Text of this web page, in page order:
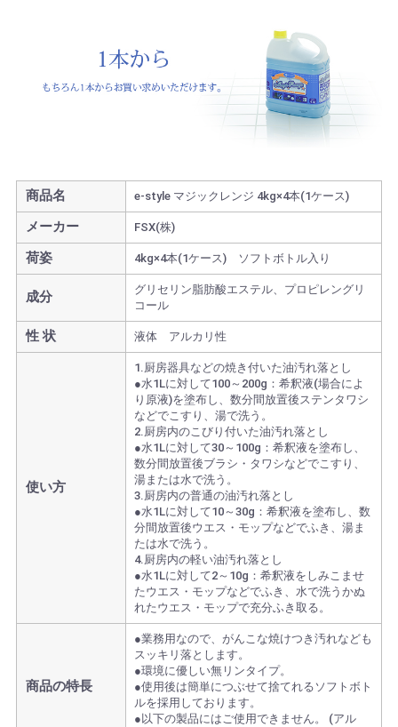
商品名 e-style マジックレンジ 4kg×4本(1ケース)
メーカー FSX(株)
荷姿 4kg×4本(1ケース) ソフトボトル入り
成分
グリセリン脂肪酸エステル、プロピレングリ
コール
性 状 液体 アルカリ性
使い方
1.厨房器具などの焼き付いた油汚れ落とし
●水1Lに対して100～200g：希釈液(場合によ
り原液)を塗布し、数分間放置後ステンタワシ
などでこすり、湯で洗う。
2.厨房内のこびり付いた油汚れ落とし
●水1Lに対して30～100g：希釈液を塗布し、
数分間放置後ブラシ・タワシなどでこすり、
湯または水で洗う。
3.厨房内の普通の油汚れ落とし
●水1Lに対して10～30g：希釈液を塗布し、数
分間放置後ウエス・モップなどでふき、湯ま
たは水で洗う。
4.厨房内の軽い油汚れ落とし
●水1Lに対して2～10g：希釈液をしみこませ
たウエス・モップなどでふき、水で洗うかぬ
れたウエス・モップで充分ふき取る。
商品の特長
●業務用なので、がんこな焼けつき汚れなども
スッキリ落とします。
●環境に優しい無リンタイプ。
●使用後は簡単につぶせて捨てれるソフトボト
ルを採用しております。
●以下の製品にはご使用できません。 (アル